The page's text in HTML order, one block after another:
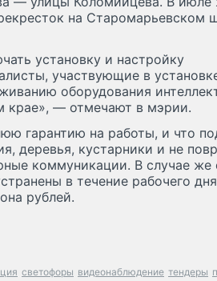
на Старомарьевском
установку и настройку
участвующие в
оборудования
крае», — отмечают в мэрии.
гарантию на работы, и что
деревья, кустарники и не
коммуникации. В случае же
в течение рабочего
рублей.
светофоры видеонаблюдение тендеры